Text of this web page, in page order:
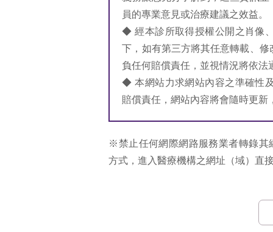
員的專業意見或治療建議之效益。
◆ 經本診所取得授權公開之肖像
下，如有第三方將其任意轉載、
負任何賠償責任，並視情況將依法
◆ 本網站力求網站內容之準確性
賠償責任，網站內容將會隨時更新
※禁止任何網際網路服務業者轉錄其
方式，進入醫療機構之網址（域）直